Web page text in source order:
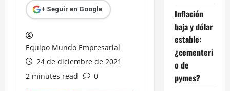
+ Seguir en Google
Equipo Mundo Empresarial
24 de diciembre de 2021
2 minutes read
0
Inflación
baja y dólar
estable:
¿cementeri
o de
pymes?